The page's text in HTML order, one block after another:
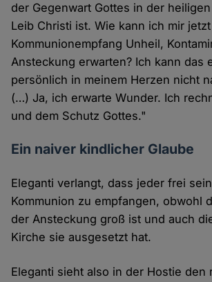
der Gegenwart Gottes in der
Leib Christi ist. Wie kann ich mir
Kommunionempfang Unheil,
Ansteckung erwarten? Ich kann das
persönlich in meinem Herzen nicht
(…) Ja, ich erwarte Wunder. Ich
und dem Schutz Gottes."
Ein naiver kindlicher Glaube
Eleganti verlangt, dass jeder frei
Kommunion zu empfangen, obwohl
der Ansteckung groß ist und auch
Kirche sie ausgesetzt hat.
Eleganti sieht also in der Hostie den